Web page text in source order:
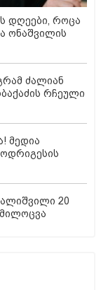
დღეები, როცა
ონაშვილის
ძალიან
რჩეული
მედია
20